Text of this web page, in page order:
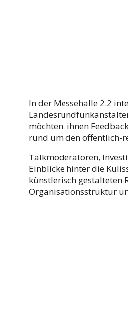
In der Messehalle 2.2
möchten, ihnen
rund um den öffentlich-
Talkmoderatoren,
Einblicke hinter die
künstlerisch gestalteten
Organisationsstruktur